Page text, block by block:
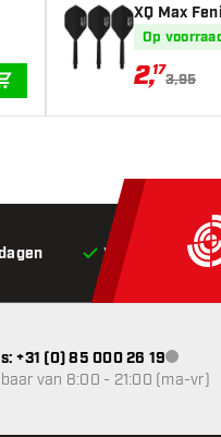
XQ Max
Op
2,17
3,95
Voor 22:00
+31 (0) 85 000 26 19
van 8:00 - 21:00 (ma-vr)